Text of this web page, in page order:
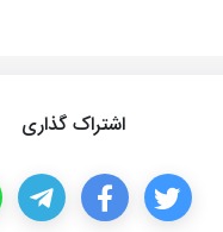
اشتراک گذاری